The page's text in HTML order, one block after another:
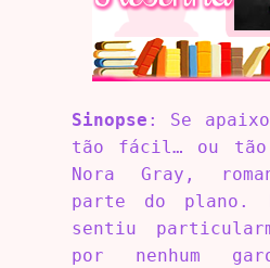
Sinopse : Se
tão fácil… ou tão
Nora Gray,
parte do plano.
sentiu
por nenhum